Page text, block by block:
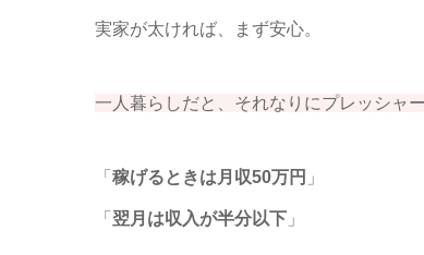
実家が太ければ、まず安心。
一人暮らしだと、それなりにプレッシャ
「 稼げるときは月収50万円 」
「 翌月は収入が半分以下 」